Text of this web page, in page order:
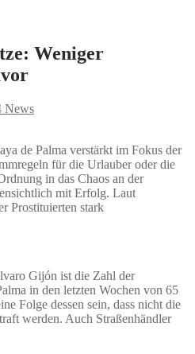
Weniger
News
de Palma verstärkt im Fokus der
für die Urlauber oder die
in das Chaos an der
mit Erfolg. Laut
Prostituierten stark
Gijón ist die Zahl der
in den letzten Wochen von 65
Folge dessen sein, dass nicht die
werden. Auch Straßenhändler